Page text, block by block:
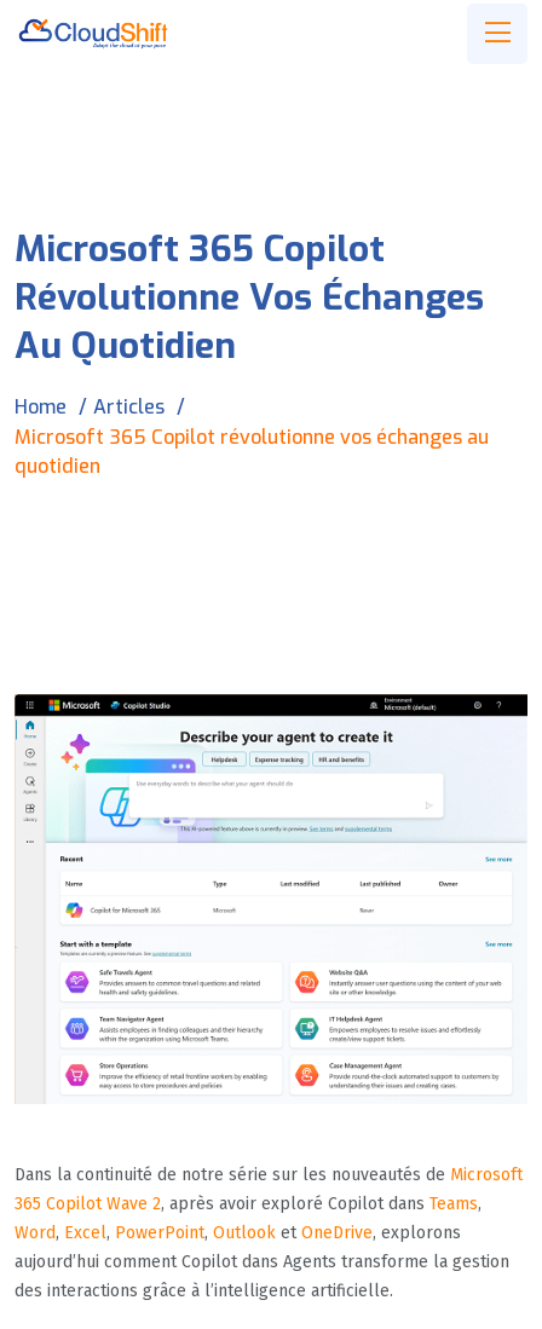
Microsoft 365 Copilot
Révolutionne Vos Échanges
Au Quotidien
Home
Articles
Microsoft 365 Copilot révolutionne vos échanges au
quotidien
Dans la continuité de notre série sur les nouveautés de Microsoft
365 Copilot Wave 2, après avoir exploré Copilot dans Teams,
Word, Excel, PowerPoint, Outlook etOneDrive, explorons
aujourd’hui comment Copilot dans Agents transforme la gestion
des interactions grâce à l’intelligence artificielle.